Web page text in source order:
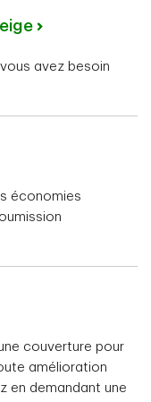
avez besoin
économies
couverture pour
amélioration
en demandant une